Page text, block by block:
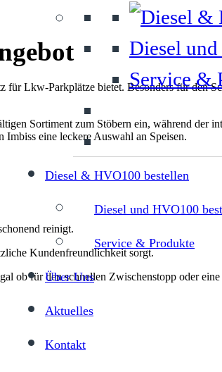
Diesel
Service &
Diesel & HVO100 bestellen
Diesel und HVO100
Service & Produkte
Über Uns
Aktuelles
Kontakt
Lkw-Parkplätze bietet. Besonders für den
Sortiment zum Stöbern ein, während der
Imbiss eine leckere Auswahl an Speisen.
reinigt.
Kundenfreundlichkeit sorgt.
ob für den schnellen Zwischenstopp oder eine